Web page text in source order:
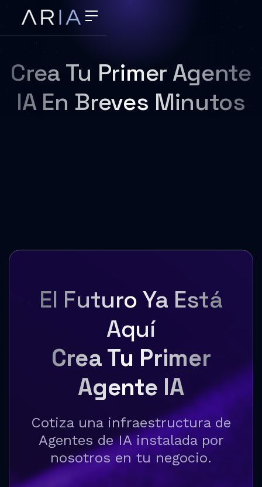
Crea Tu Primer Agente
IA En Breves Minutos
El Futuro Ya Está
Aquí
Crea Tu Primer
Agente IA
Cotiza una infraestructura de
Agentes de IA instalada por
nosotros en tu negocio.